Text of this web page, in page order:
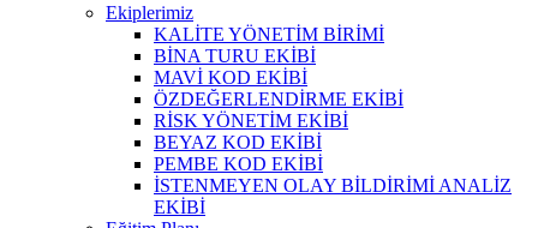
Ekiplerimiz
KALİTE YÖNETİM BİRİMİ
BİNA TURU EKİBİ
MAVİ KOD EKİBİ
ÖZDEĞERLENDİRME EKİBİ
RİSK YÖNETİM EKİBİ
BEYAZ KOD EKİBİ
PEMBE KOD EKİBİ
İSTENMEYEN OLAY BİLDİRİMİ ANALİZ
EKİBİ